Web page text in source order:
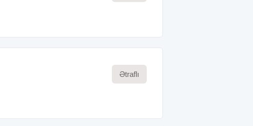
Ətraflı